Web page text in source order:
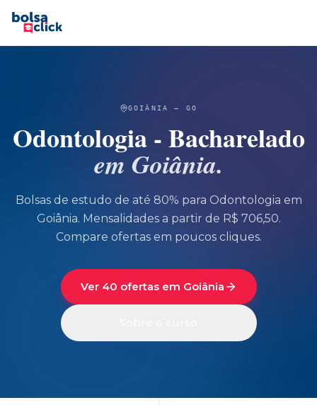
GOIÂNIA — GO
Odontologia - Bacharelado
emGoiânia.
Bolsas de estudo de até 80% para Odontologia em
Goiânia. Mensalidades a partir de R$ 706,50.
Compare ofertas em poucos cliques.
Ver 40 ofertas em Goiânia